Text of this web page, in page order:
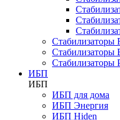
Стабилизаторы
Стабилизаторы
Стабилизаторы
ИБП
ИБП
ИБП для дома
ИБП Энергия
ИБП Hiden